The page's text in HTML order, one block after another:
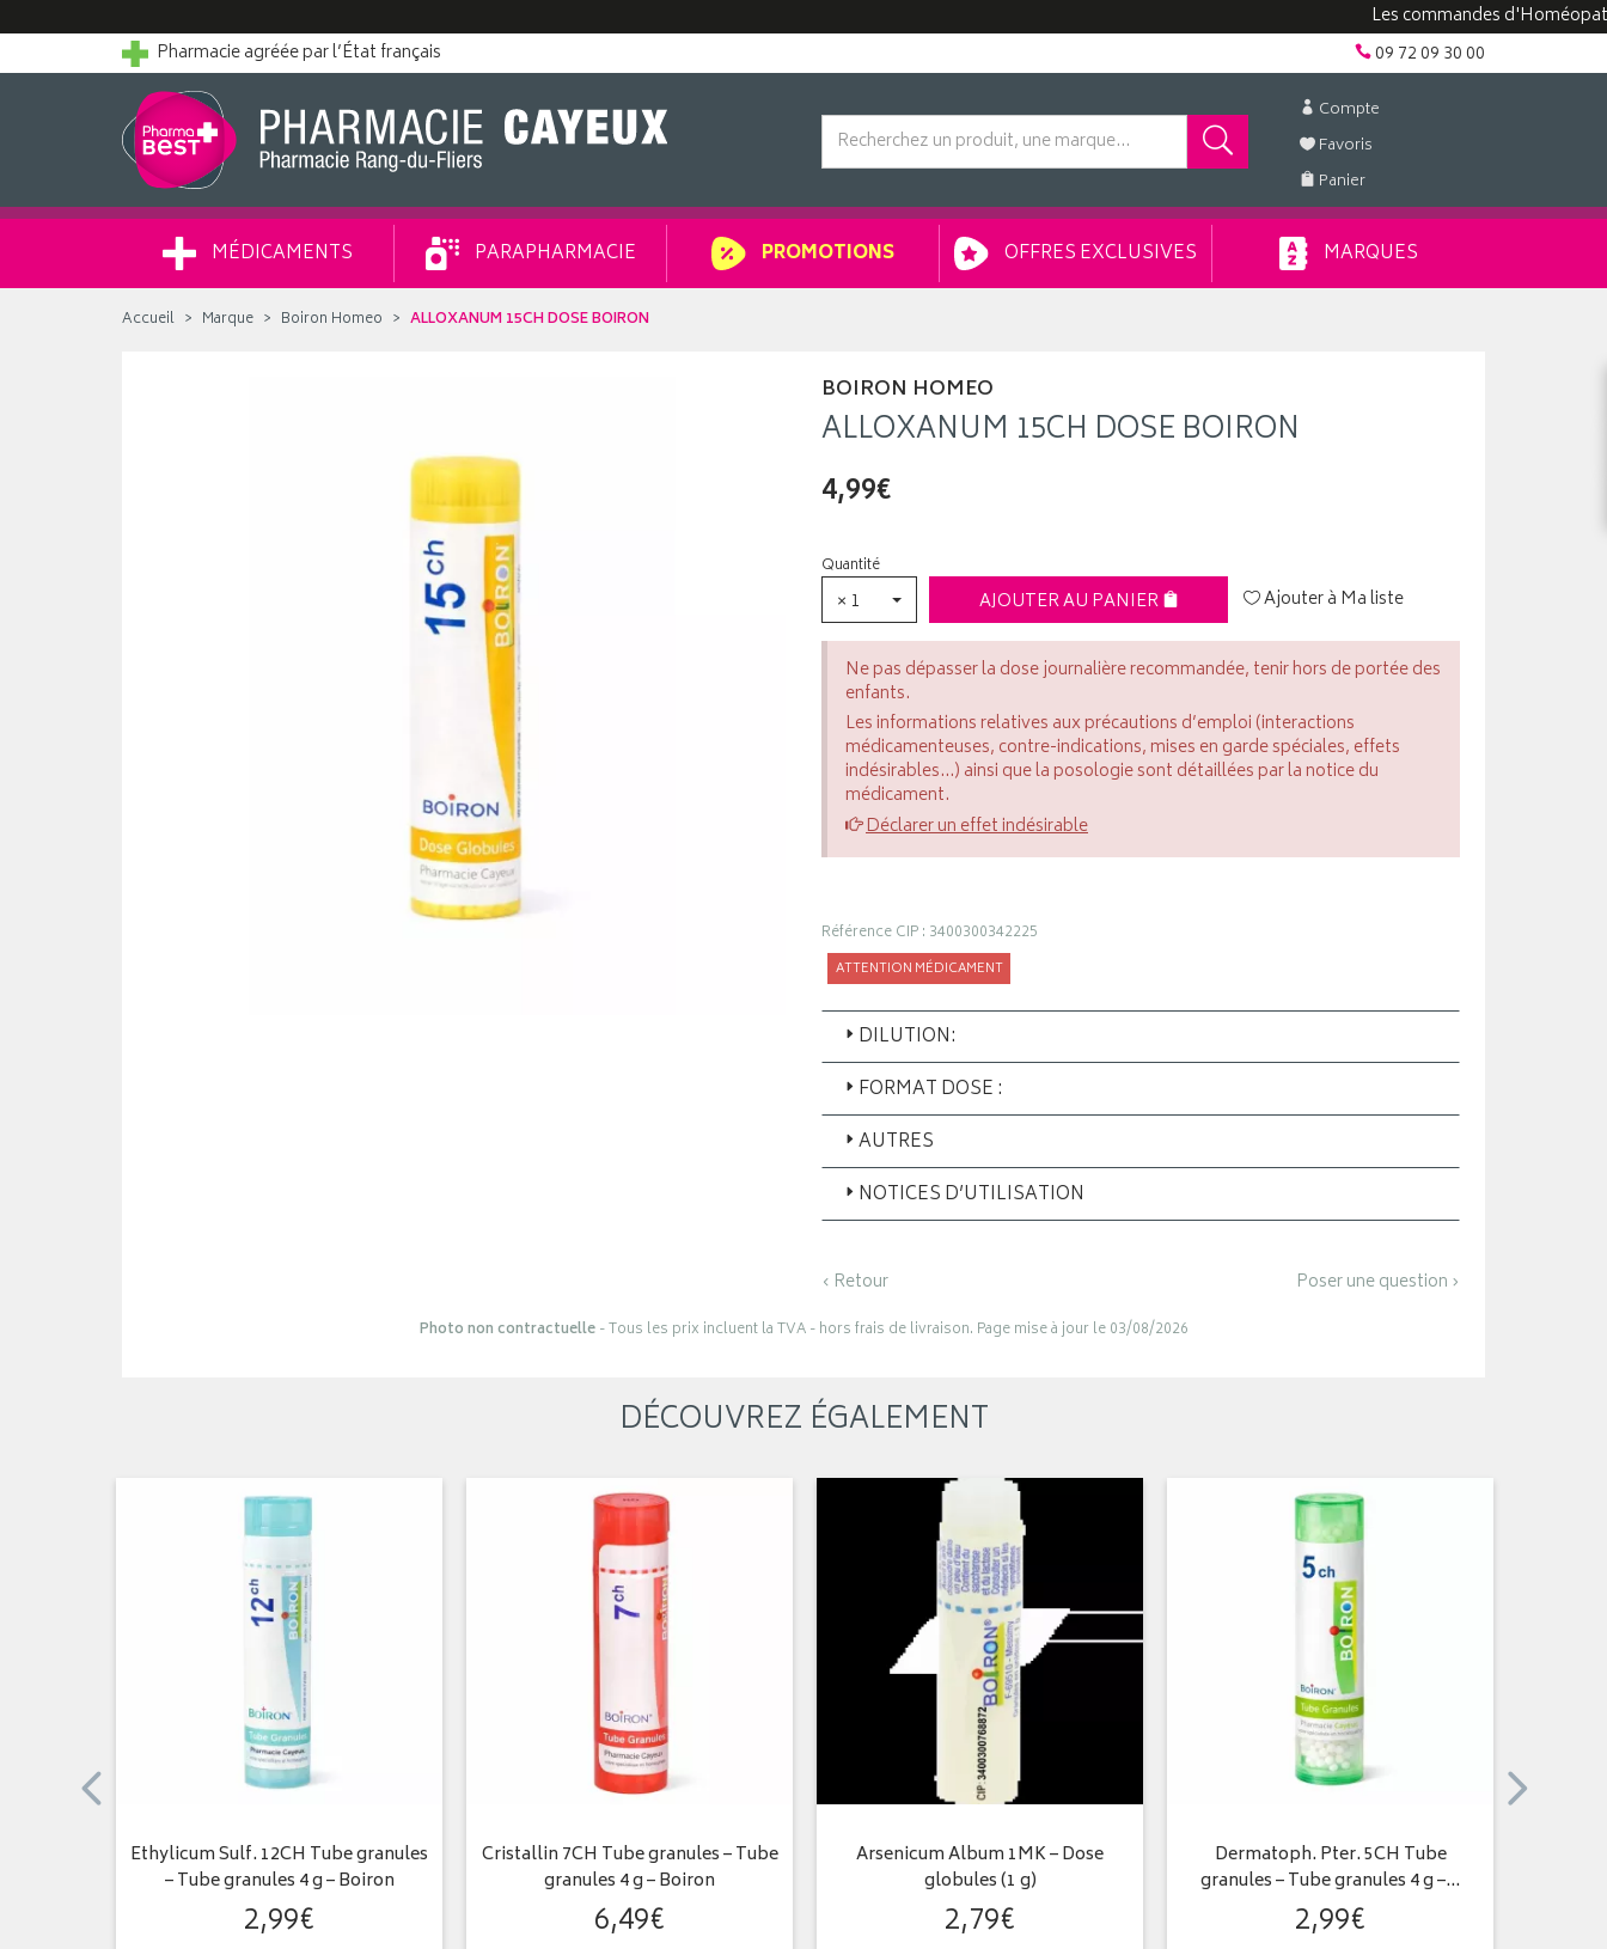
Les commandes d'Homéopathie
Pharmacie agréée par l’État français
09 72 09 30 00
Compte
Favoris
Panier
MÉDICAMENTS PARAPHARMACIE PROMOTIONS OFFRES EXCLUSIVES MARQUES
Accueil Marque Boiron Homeo ALLOXANUM 15CH DOSE BOIRON
BOIRON HOMEO
ALLOXANUM 15CH DOSE BOIRON
4,99€
Quantité
× 1 AJOUTER AU PANIER Ajouter à Ma liste
Ne pas dépasser la dose journalière recommandée, tenir hors de portée des
enfants.
Les informations relatives aux précautions d’emploi (interactions
médicamenteuses, contre-indications, mises en garde spéciales, effets
indésirables...) ainsi que la posologie sont détaillées par la notice du
médicament.
Déclarer un effet indésirable
Référence CIP : 3400300342225
ATTENTION MÉDICAMENT
DILUTION:
FORMAT DOSE :
AUTRES
NOTICES D’UTILISATION
‹ Retour Poser une question ›
Photo non contractuelle- Tous les prix incluent la TVA - hors frais de livraison. Page mise à jour le 03/08/2026
DÉCOUVREZ ÉGALEMENT
Ethylicum Sulf. 12CH Tube granules
– Tube granules 4 g – Boiron
2,99€
Cristallin 7CH Tube granules – Tube
granules 4 g – Boiron
6,49€
Arsenicum Album 1MK – Dose
globules (1 g)
2,79€
Dermatoph. Pter. 5CH Tube
granules – Tube granules 4 g –…
2,99€